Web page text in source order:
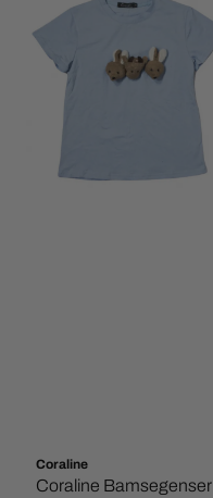
Coraline
Coraline Bamsegenser